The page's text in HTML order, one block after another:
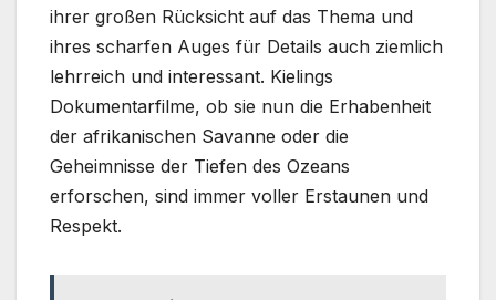
ihrer großen Rücksicht auf das Thema und
ihres scharfen Auges für Details auch ziemlich
lehrreich und interessant. Kielings
Dokumentarfilme, ob sie nun die Erhabenheit
der afrikanischen Savanne oder die
Geheimnisse der Tiefen des Ozeans
erforschen, sind immer voller Erstaunen und
Respekt.